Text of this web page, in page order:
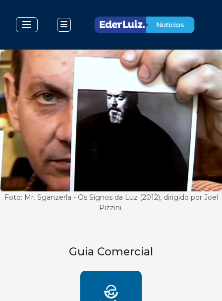
Foto: Mr. Sganzerla - Os Signos da Luz (2012), dirigido por Joel
Pizzini.
Guia Comercial